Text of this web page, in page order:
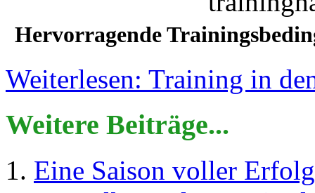
Hervorragende
Weiterlesen: Training in
Weitere Beiträge...
Eine Saison voller